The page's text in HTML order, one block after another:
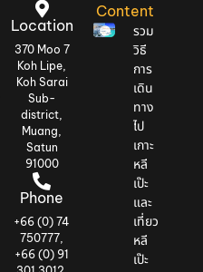
Location
370 Moo 7
Koh Lipe,
Koh Sarai
Sub-
district,
Muang,
Satun
91000
Phone
+66 (0) 74
750777,
+66 (0) 91
Content
รวม
วิธี
การ
เดิน
ทาง
ไป
เกาะ
หลี
เป๊ะ
และ
เที่ยว
หลี
เป๊ะ